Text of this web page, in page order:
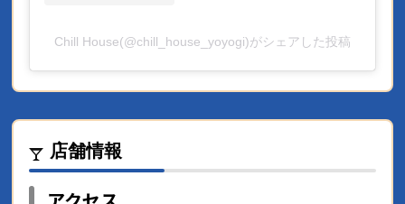
Chill House(@chill_house_yoyogi)がシェアした投稿
店舗情報